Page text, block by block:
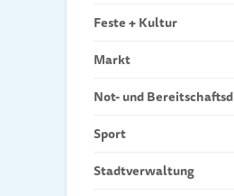
Feste + Kultur
Markt
Not- und
Sport
Stadtverwaltung